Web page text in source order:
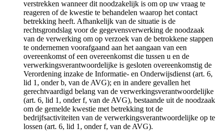
verstrekken wanneer dit noodzakelijk is om op uw vraag te
reageren of de kwestie te behandelen waarop het contact
betrekking heeft. Afhankelijk van de situatie is de
rechtsgrondslag voor de gegevensverwerking de noodzaak
van de verwerking om op verzoek van de betrokkene stappen
te ondernemen voorafgaand aan het aangaan van een
overeenkomst of een overeenkomst die tussen u en de
verwerkingsverantwoordelijke is gesloten overeenkomstig de
Verordening inzake de Informatie- en Onderwijsdienst (art. 6,
lid 1, onder b, van de AVG); en in andere gevallen het
gerechtvaardigd belang van de verwerkingsverantwoordelijke
(art. 6, lid 1, onder f, van de AVG), bestaande uit de noodzaak
om de gemelde kwestie met betrekking tot de
bedrijfsactiviteiten van de verwerkingsverantwoordelijke op te
lossen (art. 6, lid 1, onder f, van de AVG).